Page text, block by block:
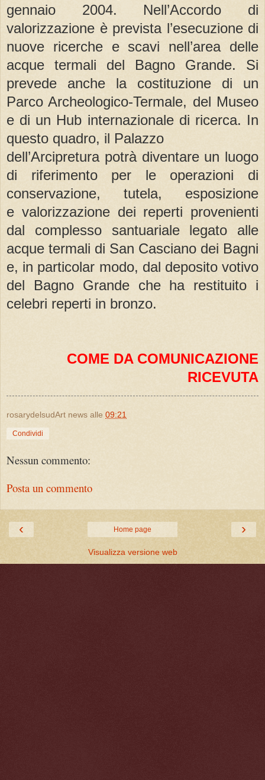
gennaio 2004. Nell’Accordo di
valorizzazione è prevista l’esecuzione di
nuove ricerche e scavi nell’area delle
acque termali del Bagno Grande. Si
prevede anche la costituzione di un
Parco Archeologico-Termale, del Museo
e di un Hub internazionale di ricerca. In
questo quadro, il Palazzo
dell’Arcipretura potrà diventare un luogo
di riferimento per le operazioni di
conservazione, tutela, esposizione
e valorizzazione dei reperti provenienti
dal complesso santuariale legato alle
acque termali di San Casciano dei Bagni
e, in particolar modo, dal deposito votivo
del Bagno Grande che ha restituito i
celebri reperti in bronzo.
COME DA COMUNICAZIONE
RICEVUTA
rosarydelsudArt news alle 09:21
Condividi
Nessun commento:
Posta un commento
‹ ›
Home page
Visualizza versione web